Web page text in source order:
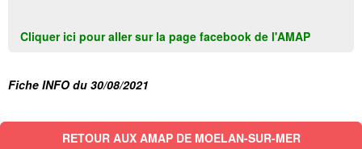
Cliquer ici pour aller sur la page facebook de l'AMAP
Fiche INFO du 30/08/2021
RETOUR AUX AMAP DE MOELAN-SUR-MER